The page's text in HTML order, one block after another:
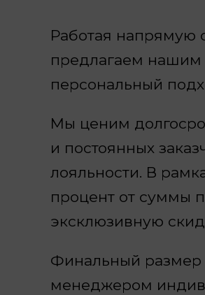
Работая напрямую
предлагаем нашим
персональный
Мы ценим
и постоянных
лояльности. В
процент от суммы
эксклюзивную
Финальный размер
менеджером